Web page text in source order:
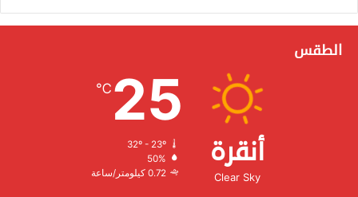
الطقس
أنقرة
Clear Sky
25
℃
32º - 23º
الرطوبة:
الرياح: